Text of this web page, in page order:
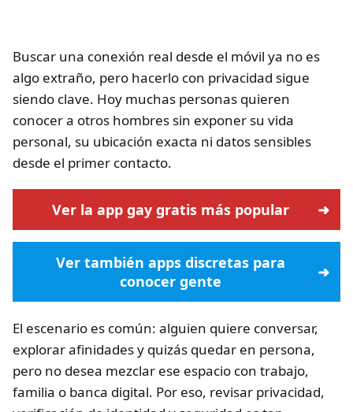
Buscar una conexión real desde el móvil ya no es
algo extraño, pero hacerlo con privacidad sigue
siendo clave. Hoy muchas personas quieren
conocer a otros hombres sin exponer su vida
personal, su ubicación exacta ni datos sensibles
desde el primer contacto.
Ver la app gay gratis más popular
Ver también apps discretas para
conocer gente
El escenario es común: alguien quiere conversar,
explorar afinidades y quizás quedar en persona,
pero no desea mezclar ese espacio con trabajo,
familia o banca digital. Por eso, revisar privacidad,